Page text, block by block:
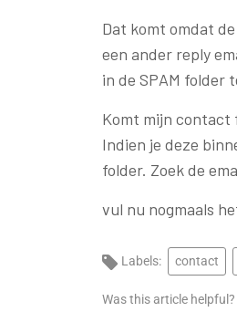
Dat komt omdat
een ander reply
in de SPAM folder
Komt mijn contact
Indien je deze
folder. Zoek de
vul nu nogmaals
Labels: contact
Was this article helpful?